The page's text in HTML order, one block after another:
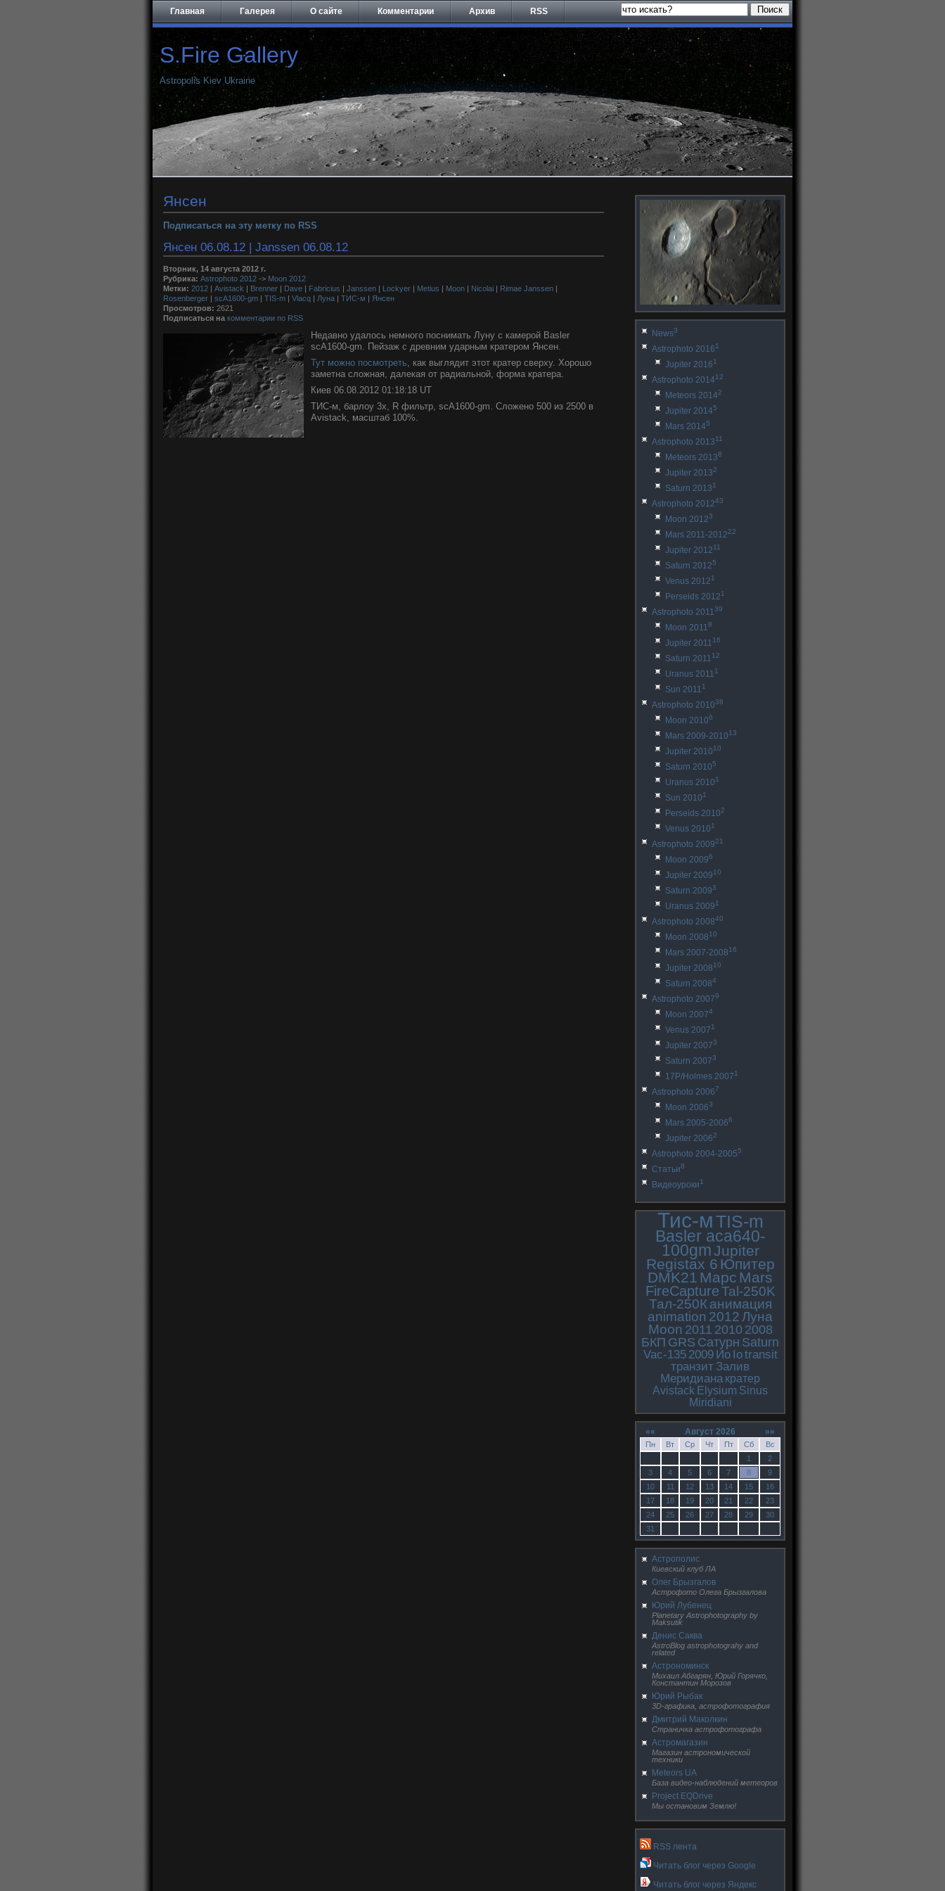
Главная Галерея О сайте Комментарии Архив RSS
S.Fire Gallery
Astropolis Kiev Ukraine
Янсен
Подписаться на эту метку по RSS
Янсен 06.08.12 | Janssen 06.08.12
Вторник, 14 августа 2012 г.
Рубрика: Astrophoto 2012 -> Moon 2012
Метки: 2012 | Avistack | Brenner | Dave | Fabricius | Janssen | Lockyer | Metius | Moon | Nicolai | Rimae Janssen |
Rosenberger | scA1600-gm | TIS-m | Vlacq | Луна | ТИС-м | Янсен
Просмотров: 2621
Подписаться на комментарии по RSS
Недавно удалось немного поснимать Луну с камерой Basler
scA1600-gm. Пейзаж с древним ударным кратером Янсен.
Тут можно посмотреть, как выглядит этот кратер сверху. Хорошо
заметна сложная, далекая от радиальной, форма кратера.
Киев 06.08.2012 01:18:18 UT
ТИС-м, барлоу 3х, R фильтр, scA1600-gm. Сложено 500 из 2500 в
Avistack, масштаб 100%.
News3
Astrophoto 20161
Jupiter 20161
Astrophoto 201412
Meteors 20142
Jupiter 20145
Mars 20145
Astrophoto 201311
Meteors 20138
Jupiter 20132
Saturn 20131
Astrophoto 201243
Moon 20123
Mars 2011-201222
Jupiter 201211
Saturn 20125
Venus 20121
Perseids 20121
Astrophoto 201139
Moon 20118
Jupiter 201116
Saturn 201112
Uranus 20111
Sun 20111
Astrophoto 201038
Moon 20106
Mars 2009-201013
Jupiter 201010
Saturn 20105
Uranus 20101
Sun 20101
Perseids 20102
Venus 20101
Astrophoto 200921
Moon 20096
Jupiter 200910
Saturn 20093
Uranus 20091
Astrophoto 200840
Moon 200810
Mars 2007-200816
Jupiter 200810
Saturn 20084
Astrophoto 20079
Moon 20074
Venus 20071
Jupiter 20073
Saturn 20073
17P/Holmes 20071
Astrophoto 20067
Moon 20063
Mars 2005-20066
Jupiter 20062
Astrophoto 2004-20055
Статьи8
Видеоуроки1
Тис-мTIS-m
Basler aca640-
100gmJupiter
Registax 6 Юпитер
DMK21 Марс Mars
FireCaptureTal-250K
Тал-250К анимация
animation 2012Луна
Moon 2011 2010 2008
БКП GRS Сатурн Saturn
Vac-135 2009 Ио Iotransit
транзит Залив
Меридиана кратер
Avistack Elysium Sinus
Miridiani
«« Август 2026 »»
Пн Вт Ср Чт Пт Сб
Вс
1
2
3
4 5 6 7 8
9
10
11 12 13 14 15
16
17
18 19 20 21 22
23
24
25 26 27 28 29
30
31
Астрополис
Киевский клуб ЛА
Олег Брызгалов
Астрофото Олега Брызгалова
Юрий Лубенец
Planetary Astrophotography by
Maksutik
Денис Саква
AstroBlog astrophotograhy and
related
Астрономинск
Михаил Абгарян, Юрий Горячко,
Константин Морозов
Юрий Рыбак
3D-графика, астрофотография
Дмитрий Маколкин
Страничка астрофотографа
Астромагазин
Магазин астрономической
техники
Meteors UA
База видео-наблюдений метеоров
Project EQDrive
Мы остановим Землю!
RSS лента
Читать блог через Google
Читать блог через Яндекс